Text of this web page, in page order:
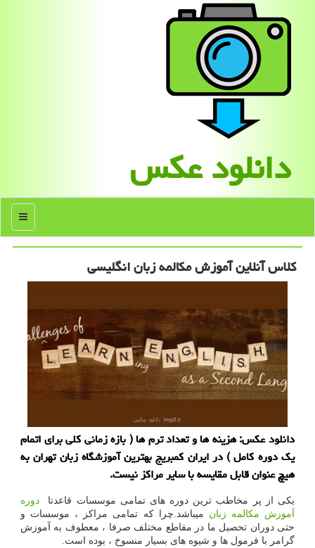
دانلود عكس
منو
كلاس آنلاین آموزش مكالمه زبان انگلیسی
دانلود عكس: هزینه ها و تعداد ترم ها ( بازه زمانی كلی برای اتمام
یك دوره كامل ) در ایران كمبریج بهترین آموزشگاه زبان تهران به
هیچ عنوان قابل مقایسه با سایر مراكز نیست.
یکی از پر مخاطب ترین دوره های تمامی موسسات قاعدتا دوره
آموزش مکالمه زبان میباشد.چرا که تمامی مراکز ، موسسات و
حتی دوران تحصیل ما در مقاطع مختلف صرفا ، معطوف به آموزش
گرامر با فرمول ها و شیوه های بسیار منسوخ ، بوده است.